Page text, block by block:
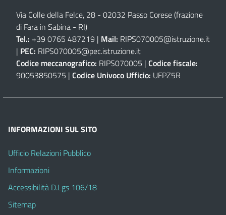
Via Colle della Felce, 28 - 02032 Passo Corese (frazione
di Fara in Sabina - RI)
Tel.: +39 0765 487219 | Mail: RIPS070005@istruzione.it
| PEC: RIPS070005@pec.istruzione.it
Codice meccanografico: RIPS070005 | Codice fiscale:
90053850575 | Codice Univoco Ufficio: UFPZ5R
INFORMAZIONI SUL SITO
Ufficio Relazioni Pubblico
Informazioni
Accessibilità D.Lgs 106/18
Sitemap